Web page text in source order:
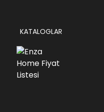
KATALOGLAR